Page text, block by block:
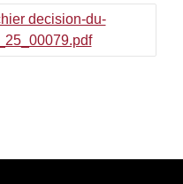
decision-du-